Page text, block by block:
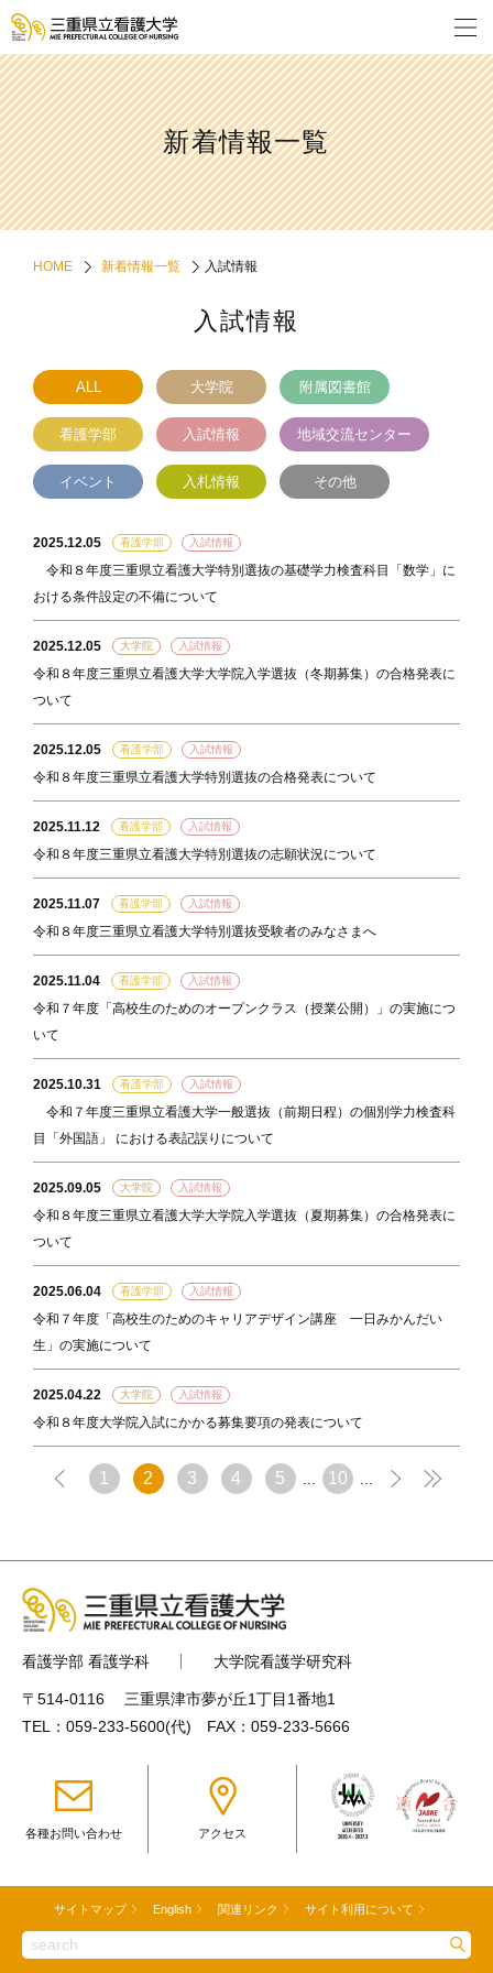
新着情報一覧
HOME 新着情報一覧 入試情報
入試情報
ALL 大学院 附属図書館
看護学部 入試情報 地域交流センター
イベント 入札情報 その他
2025.12.05 看護学部 入試情報
令和８年度三重県立看護大学特別選抜の基礎学力検査科目「数学」に
おける条件設定の不備について
2025.12.05 大学院 入試情報
令和８年度三重県立看護大学大学院入学選抜（冬期募集）の合格発表に
ついて
2025.12.05 看護学部 入試情報
令和８年度三重県立看護大学特別選抜の合格発表について
2025.11.12 看護学部 入試情報
令和８年度三重県立看護大学特別選抜の志願状況について
2025.11.07 看護学部 入試情報
令和８年度三重県立看護大学特別選抜受験者のみなさまへ
2025.11.04 看護学部 入試情報
令和７年度「高校生のためのオープンクラス（授業公開）」の実施につ
いて
2025.10.31 看護学部 入試情報
令和７年度三重県立看護大学一般選抜（前期日程）の個別学力検査科
目「外国語」 における表記誤りについて
2025.09.05 大学院 入試情報
令和８年度三重県立看護大学大学院入学選抜（夏期募集）の合格発表に
ついて
2025.06.04 看護学部 入試情報
令和７年度「高校生のためのキャリアデザイン講座 一日みかんだい
生」の実施について
2025.04.22 大学院 入試情報
令和８年度大学院入試にかかる募集要項の発表について
1 2 3 4 5 10
看護学部 看護学科 大学院看護学研究科
〒514-0116 三重県津市夢が丘1丁目1番地1
TEL： 059-233-5600(代) FAX：059-233-5666
各種お問い合わせ アクセス
サイトマップ English 関連リンク サイト利用について